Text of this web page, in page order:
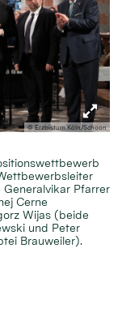
© Erzbistum Köln/Schoon
Pfarrer
Cerne
Wijas (beide
und Peter
Brauweiler).